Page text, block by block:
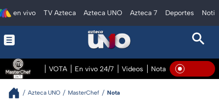
en vivo TV Azteca Azteca UNO Azteca 7 Deportes
VOTA En vivo 24/7 Videos Notas En vivo En
Azteca UNO MasterChef Nota